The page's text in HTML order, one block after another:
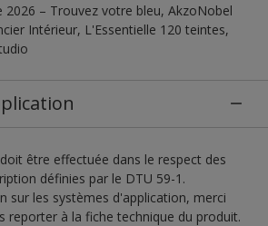
2026 – Trouvez votre bleu, AkzoNobel
Intérieur, L'Essentielle 120 teintes,
être effectuée dans le respect des
définies par le DTU 59-1.
sur les systèmes d'application, merci
reporter à la fiche technique du produit.